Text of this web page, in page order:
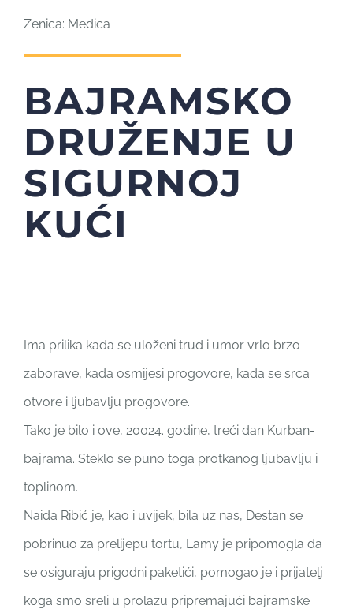
Zenica: Medica
BAJRAMSKO
DRUŽENJE U
SIGURNOJ
KUĆI
Ima prilika kada se uloženi trud i umor vrlo brzo
zaborave, kada osmijesi progovore, kada se srca
otvore i ljubavlju progovore.
Tako je bilo i ove, 20024. godine, treći dan Kurban-
bajrama. Steklo se puno toga protkanog ljubavlju i
toplinom.
Naida Ribić je, kao i uvijek, bila uz nas, Destan se
pobrinuo za prelijepu tortu, Lamy je pripomogla da
se osiguraju prigodni paketići, pomogao je i prijatelj
koga smo sreli u prolazu pripremajući bajramske